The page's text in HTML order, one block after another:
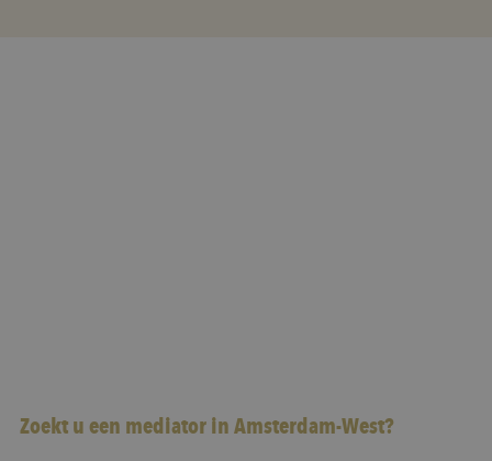
Zoekt u een mediator in Amsterdam-West?